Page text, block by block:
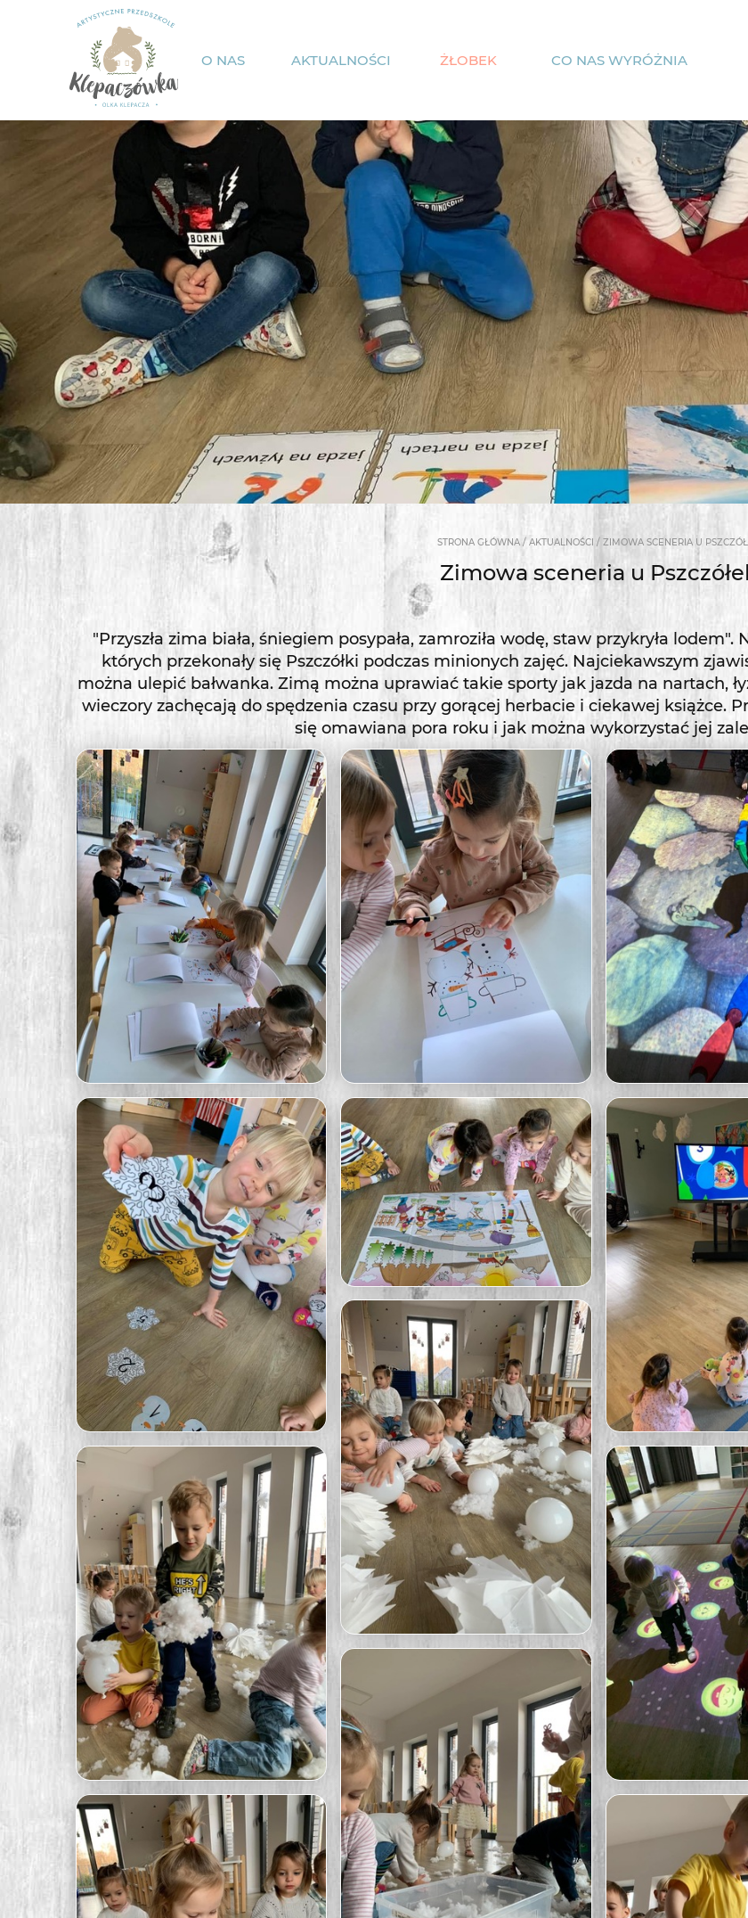
O NAS AKTUALNOŚCI ŻŁOBEK CO NAS WYRÓŻNIA
STRONA GŁÓWNA/ AKTUALNOŚCI / ZIMOWA SCENERIA U
Zimowa sceneria u
"Przyszła zima biała, śniegiem posypała, zamroziła wodę, staw przykryła
których przekonały się Pszczółki podczas minionych zajęć. Najciekawszym
można ulepić bałwanka. Zimą można uprawiać takie sporty jak jazda na nartach,
wieczory zachęcają do spędzenia czasu przy gorącej herbacie i ciekawej książce.
się omawiana pora roku i jak można wykorzystać jej